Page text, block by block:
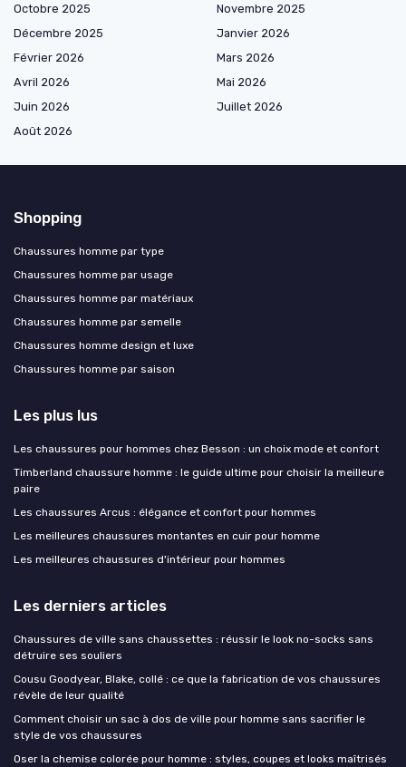
Octobre 2025
Novembre 2025
Décembre 2025
Janvier 2026
Février 2026
Mars 2026
Avril 2026
Mai 2026
Juin 2026
Juillet 2026
Août 2026
Shopping
Chaussures homme par type
Chaussures homme par usage
Chaussures homme par matériaux
Chaussures homme par semelle
Chaussures homme design et luxe
Chaussures homme par saison
Les plus lus
Les chaussures pour hommes chez Besson : un choix mode et confort
Timberland chaussure homme : le guide ultime pour choisir la meilleure
paire
Les chaussures Arcus : élégance et confort pour hommes
Les meilleures chaussures montantes en cuir pour homme
Les meilleures chaussures d'intérieur pour hommes
Les derniers articles
Chaussures de ville sans chaussettes : réussir le look no-socks sans
détruire ses souliers
Cousu Goodyear, Blake, collé : ce que la fabrication de vos chaussures
révèle de leur qualité
Comment choisir un sac à dos de ville pour homme sans sacrifier le
style de vos chaussures
Oser la chemise colorée pour homme : styles, coupes et looks maîtrisés